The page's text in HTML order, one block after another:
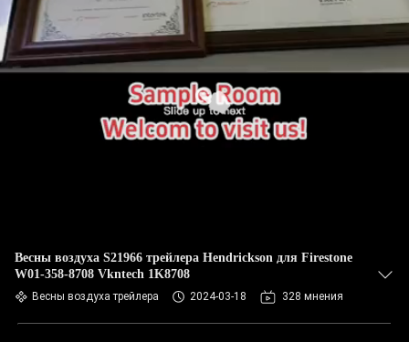
Весны воздуха S21966 трейлера Hendrickson для Firestone
W01-358-8708 Vkntech 1K8708
Весны воздуха трейлера 2024-03-18 328 мнения